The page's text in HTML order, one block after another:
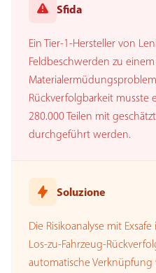
Sfida
Ein Tier-1-Hersteller von
Feldbeschwerden zu einem
Rückverfolgbarkeit musste
280.000 Teilen mit
durchgeführt werden.
Soluzione
Die Risikoanalyse mit
Los-zu-Fahrzeug-
automatische Verknüpfung